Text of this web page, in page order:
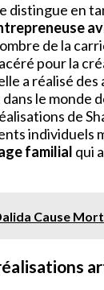
distingue en
de la
pour la
a réalisé des
le monde
de
individuels
familial qui
Cause Mort